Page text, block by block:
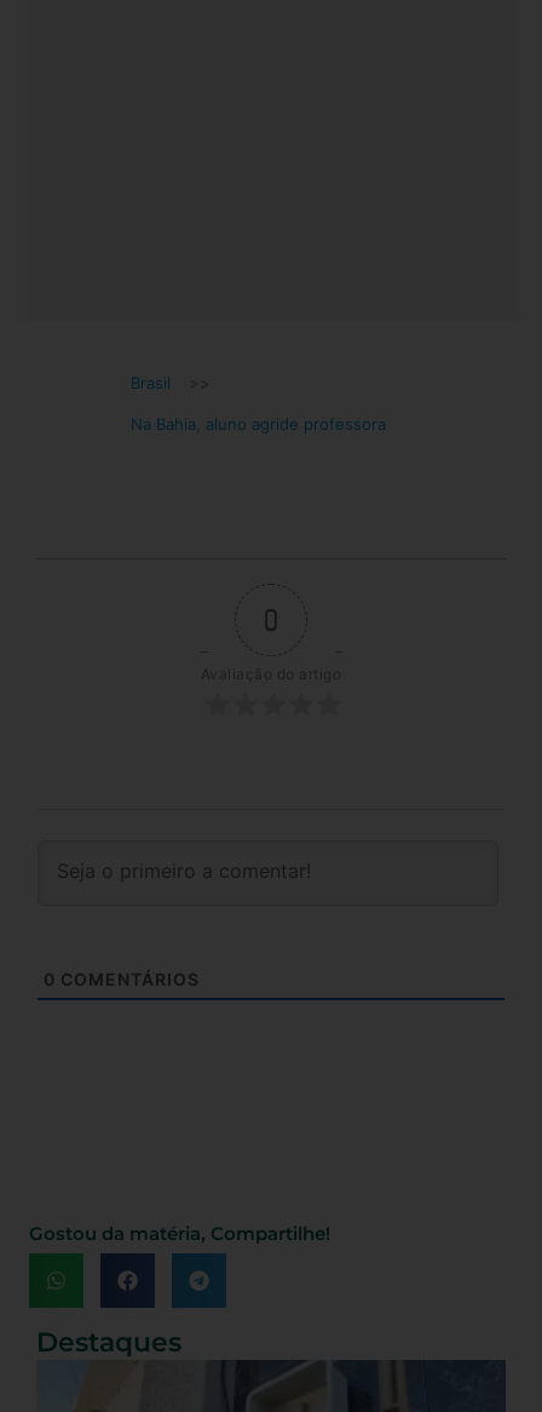
Brasil >>
Na Bahia, aluno agride professora
0
Avaliação do artigo
0 COMENTÁRIOS
Gostou da matéria, Compartilhe!
Destaques